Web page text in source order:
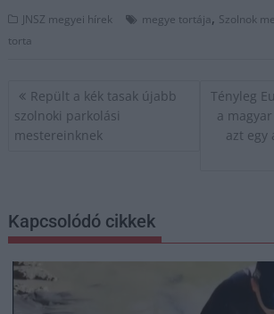
JNSZ megyei hírek megye tortája, Szolnok
torta
Bejegyzés
navigáció
Repült a kék tasak újabb
szolnoki parkolási
mestereinknek
Tényleg
a
azt egy
Kapcsolódó cikkek